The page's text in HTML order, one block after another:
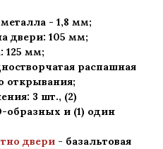
- 1,8 мм;
двери: 105 мм;
125 мм;
распашная
открывания;
3 шт., (2)
образных и (1) один
двери - базальтовая